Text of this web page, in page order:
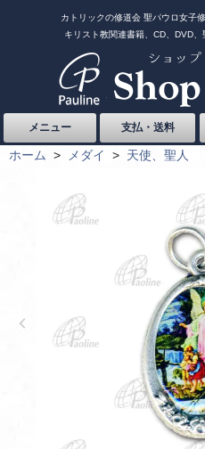
カトリックの修道会 聖パウロ女子
キリスト教関連書籍、CD、DVD、
メニュー 支払・送料
ホーム > メダイ > 天使、聖人